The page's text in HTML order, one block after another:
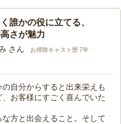
誰かの役に立てる、
さが魅力
さん お掃除キャスト歴 7年
自分からすると出来栄えも
お客様にすごく喜んでいた
方と出会えること。そして